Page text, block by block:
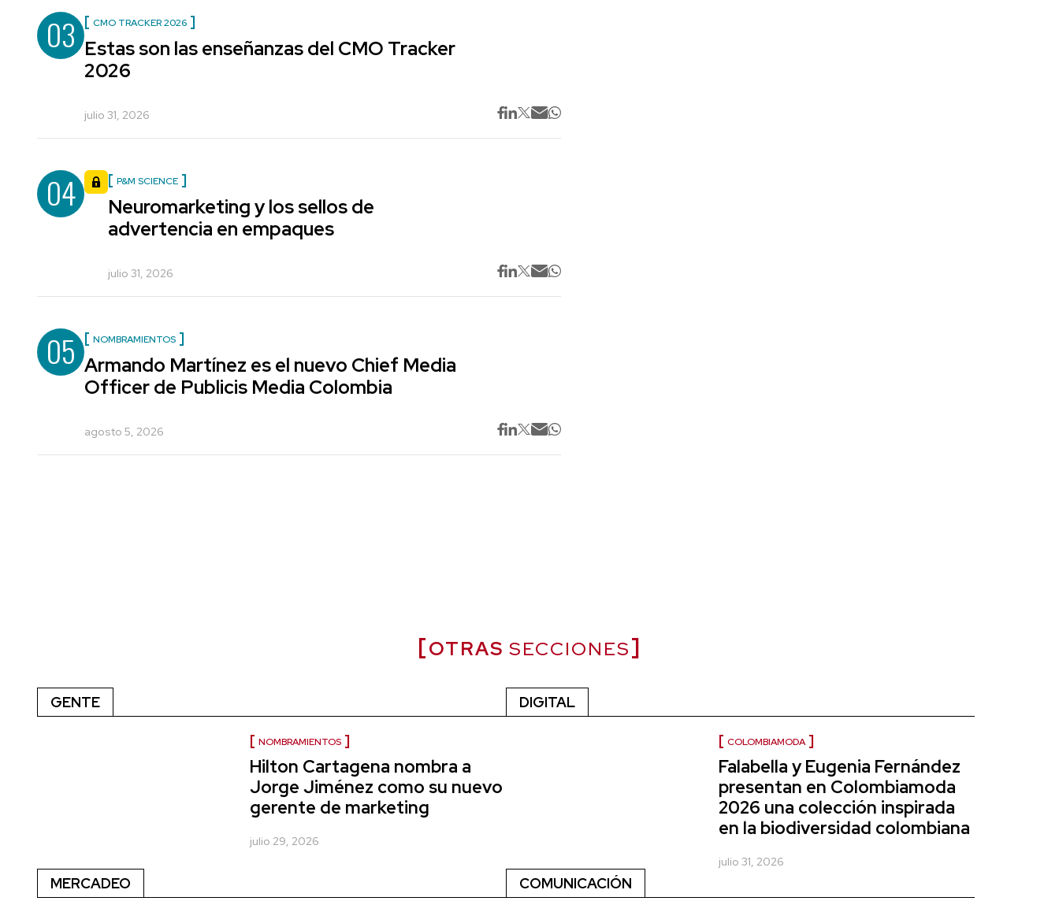
03 CMO TRACKER 2026
Estas son las enseñanzas del CMO Tracker
2026
julio 31, 2026
04 P&M SCIENCE
Neuromarketing y los sellos de
advertencia en empaques
julio 31, 2026
05 NOMBRAMIENTOS
Armando Martínez es el nuevo Chief Media
Officer de Publicis Media Colombia
agosto 5, 2026
OTRAS SECCIONES
GENTE
NOMBRAMIENTOS
Hilton Cartagena nombra a
Jorge Jiménez como su nuevo
gerente de marketing
julio 29, 2026
DIGITAL
COLOMBIAMODA
Falabella y Eugenia Fernández
presentan en Colombiamoda
2026 una colección inspirada
en la biodiversidad colombiana
julio 31, 2026
MERCADEO COMUNICACIÓN